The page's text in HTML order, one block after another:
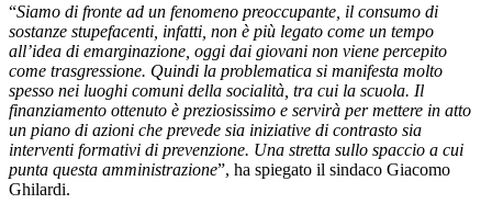
“Siamo di fronte ad un fenomeno preoccupante, il consumo di
sostanze stupefacenti, infatti, non è più legato come un tempo
all’idea di emarginazione, oggi dai giovani non viene percepito
come trasgressione. Quindi la problematica si manifesta molto
spesso nei luoghi comuni della socialità, tra cui la scuola. Il
finanziamento ottenuto è preziosissimo e servirà per mettere in atto
un piano di azioni che prevede sia iniziative di contrasto sia
interventi formativi di prevenzione. Una stretta sullo spaccio a cui
punta questa amministrazione”, ha spiegato il sindaco Giacomo
Ghilardi.